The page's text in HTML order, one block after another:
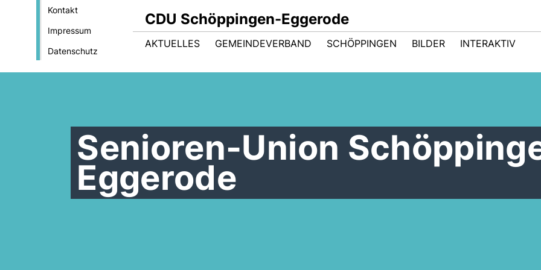
Kontakt
Impressum
Datenschutz
CDU Schöppingen-Eggerode
AKTUELLES GEMEINDEVERBAND SCHÖPPINGEN BILDER INTERAKTIV
Senioren-Union
Eggerode